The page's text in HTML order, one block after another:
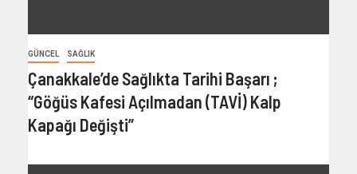
GÜNCEL SAĞLIK
Çanakkale’de Sağlıkta Tarihi Başarı ;
“Göğüs Kafesi Açılmadan (TAVİ) Kalp
Kapağı Değişti”